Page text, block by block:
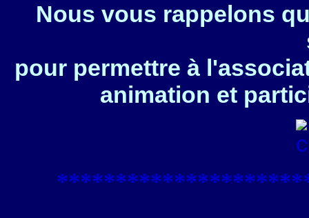
Nous vous rappelons
pour permettre à
animation et
****************